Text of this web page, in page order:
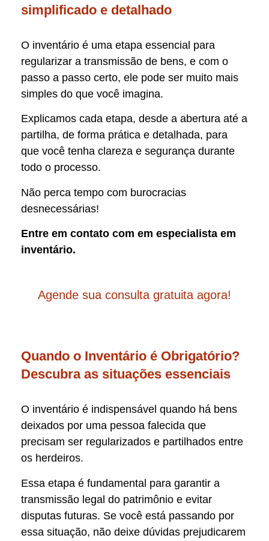
simplificado e detalhado
O inventário é uma etapa essencial para
regularizar a transmissão de bens, e com o
passo a passo certo, ele pode ser muito mais
simples do que você imagina.
Explicamos cada etapa, desde a abertura até a
partilha, de forma prática e detalhada, para
que você tenha clareza e segurança durante
todo o processo.
Não perca tempo com burocracias
desnecessárias!
Entre em contato com em especialista em
inventário.
Agende sua consulta gratuita agora!
Quando o Inventário é Obrigatório?
Descubra as situações essenciais
O inventário é indispensável quando há bens
deixados por uma pessoa falecida que
precisam ser regularizados e partilhados entre
os herdeiros.
Essa etapa é fundamental para garantir a
transmissão legal do patrimônio e evitar
disputas futuras. Se você está passando por
essa situação, não deixe dúvidas prejudicarem